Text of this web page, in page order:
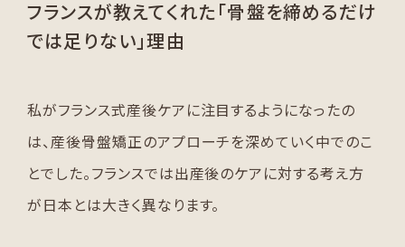
フランスが教えてくれた「骨盤を締めるだけ
では足りない」理由
私がフランス式産後ケアに注目するようになったの
は、産後骨盤矯正のアプローチを深めていく中でのこ
とでした。フランスでは出産後のケアに対する考え方
が日本とは大きく異なります。